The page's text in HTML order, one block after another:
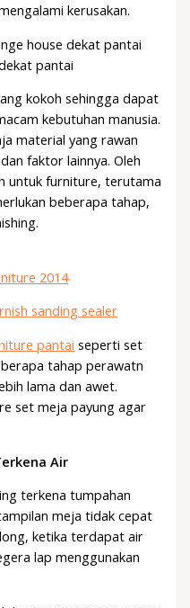
kerusakan.
pantai
kokoh sehingga dapat
kebutuhan manusia.
material yang rawan
faktor lainnya. Oleh
untuk furniture, terutama
beberapa tahap,
2014
pantai seperti set
tahap perawatn
lama dan awet.
set meja payung agar
Air
terkena tumpahan
meja tidak cepat
ketika terdapat air
lap menggunakan